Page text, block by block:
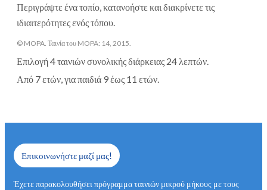
Περιγράψτε ένα τοπίο, κατανοήστε και διακρίνετε τις
ιδιαιτερότητες ενός τόπου.
© MOPA. Ταινία του MOPA: 14, 2015.
Επιλογή 4 ταινιών συνολικής διάρκειας 24 λεπτών.
Από 7 ετών, για παιδιά 9 έως 11 ετών.
Επικοινωνήστε μαζί μας!
Έχετε παρακολουθήσει πρόγραμμα ταινιών μικρού μήκους με τους